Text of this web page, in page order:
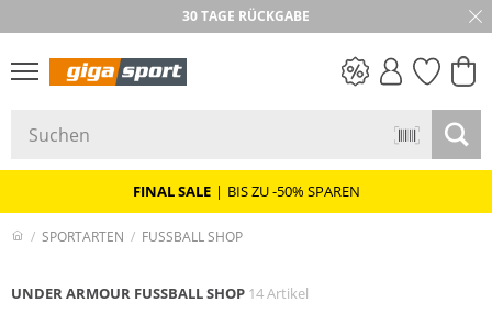
30 TAGE RÜCKGABE
FINAL SALE | BIS ZU -50% SPAREN
SPORTARTEN FUSSBALL SHOP
UNDER ARMOUR FUSSBALL SHOP 14 Artikel